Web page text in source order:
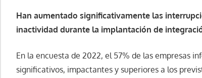
Han aumentado significativamente las
inactividad durante la implantación de
En la encuesta de 2022, el 57% de las empresas
significativos, impactantes y superiores a los